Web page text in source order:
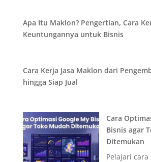
Apa Itu Maklon? Pengertian, Cara
Keuntungannya untuk Bisnis
Cara Kerja Jasa Maklon dari
hingga Siap Jual
Cara
Bisnis agar
Ditemukan
Pelajari